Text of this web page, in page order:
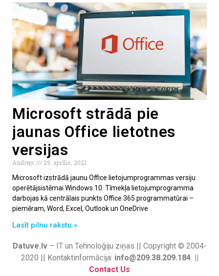
Microsoft strādā pie
jaunas Office lietotnes
versijas
Andrejs
29. aprīlis, 2021
Microsoft izstrādā jaunu Office lietojumprogrammas versiju
operētājsistēmai Windows 10. Tīmekļa lietojumprogramma
darbojas kā centrālais punkts Office 365 programmatūrai –
piemēram, Word, Excel, Outlook un OneDrive
Lasīt pilnu rakstu »
Datuve.lv– IT un Tehnoloģiju ziņas || Copyright © 2004-
2020 || Kontaktinformācija: info@209.38.209.184 ||
Contact Us